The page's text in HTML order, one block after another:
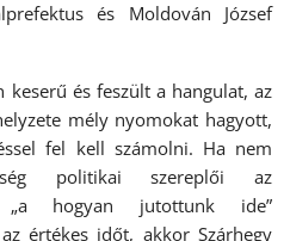
és Moldován József
keserű és feszült a hangulat, az
mély nyomokat hagyott,
fel kell számolni. Ha nem
politikai szereplői az
„a hogyan jutottunk ide”
értékes időt, akkor Szárhegy